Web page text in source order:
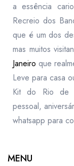
a essência
Recreio dos
que é um dos
mas muitos
Janeiro que
Leve para casa
Kit do Rio de
pessoal,
whatsapp para
MENU